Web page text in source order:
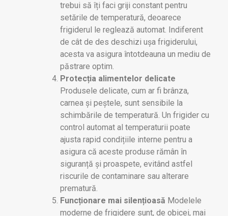
trebui să îți faci griji constant pentru
setările de temperatură, deoarece
frigiderul le reglează automat. Indiferent
de cât de des deschizi ușa frigiderului,
acesta va asigura întotdeauna un mediu de
păstrare optim.
Protecția alimentelor delicate
Produsele delicate, cum ar fi brânza,
carnea și peștele, sunt sensibile la
schimbările de temperatură. Un frigider cu
control automat al temperaturii poate
ajusta rapid condițiile interne pentru a
asigura că aceste produse rămân în
siguranță și proaspete, evitând astfel
riscurile de contaminare sau alterare
prematură.
Funcționare mai silențioasă Modelele
moderne de frigidere sunt, de obicei, mai